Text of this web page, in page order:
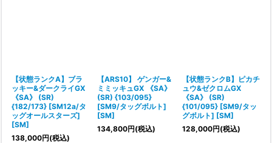
【状態ランクA】ブラ
ッキー&ダークライGX
《SA》 (SR)
{182/173} [SM12a/タ
ッグオールスターズ]
[SM]
138,000円(税込)
【ARS10】 ゲンガー&
ミミッキュGX 《SA》
(SR) {103/095}
[SM9/タッグボルト]
[SM]
134,800円(税込)
【状態ランクB】ピカチ
ュウ&ゼクロムGX
《SA》 (SR)
{101/095} [SM9/タッ
グボルト] [SM]
128,000円(税込)